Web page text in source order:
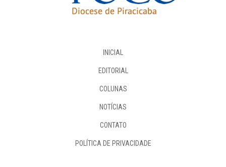
INICIAL
EDITORIAL
COLUNAS
NOTÍCIAS
CONTATO
POLÍTICA DE PRIVACIDADE